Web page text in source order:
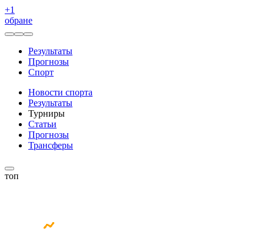
+1
обране
Результаты
Прогнозы
Спорт
Новости спорта
Результаты
Турниры
Статьи
Прогнозы
Трансферы
топ